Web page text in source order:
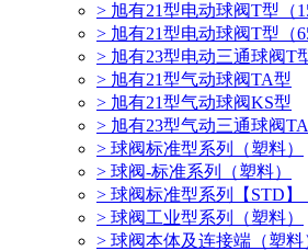
> 旭有21型电动球阀T型（
> 旭有21型电动球阀T型（
> 旭有23型电动三通球阀T
> 旭有21型气动球阀TA型
> 旭有21型气动球阀KS型
> 旭有23型气动三通球阀
> 球阀标准型系列（塑料）
> 球阀-标准系列（塑料）
> 球阀标准型系列【STD】
> 球阀工业型系列（塑料）
> 球阀本体及连接端（塑料